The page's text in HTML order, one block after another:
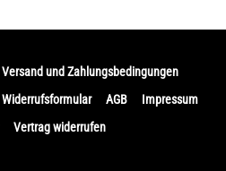
Versand und Zahlungsbedingungen
Widerrufsformular AGB
Impressum
Vertrag widerrufen